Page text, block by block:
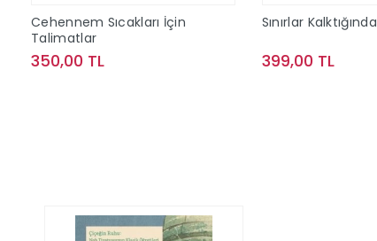
Cehennem Sıcakları İçin
Talimatlar
350,00 TL
Sınırlar Kalktığında
399,00 TL